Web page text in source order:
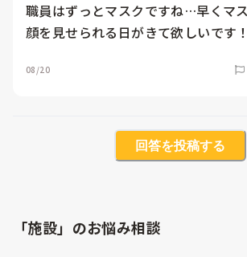
職員はずっとマスクですね…早くマ
顔を見せられる日がきて欲しいです！
08/20
回答を投稿する
「施設」のお悩み相談